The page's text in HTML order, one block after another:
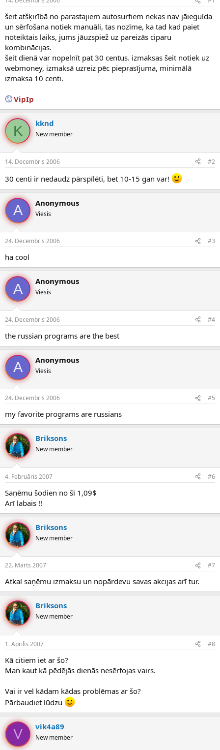
n
a
u
z
s
ā
c
ē
s
a
t
u
m
s
šeit atšķirībā no parastajiem autosurfiem nekas nav jāiegulda
un sērfošana notiek manuāli, tas nozīme, ka tad kad paiet
noteiktais laiks, jums jāuzspiež uz pareizās ciparu
kombinācijas.
šeit dienā var nopelnīt pat 30 centus. izmaksas šeit notiek uz
webmoney, izmaksā uzreiz pēc pieprasījuma, minimālā
izmaksa 10 centi.
VipIp
K kknd
New member
14. Decembris 2006 #2
30 centi ir nedaudz pārspīlēti, bet 10-15 gan var!
A Anonymous
Viesis
24. Decembris 2006 #3
ha cool
A Anonymous
Viesis
24. Decembris 2006 #4
the russian programs are the best
A Anonymous
Viesis
24. Decembris 2006 #5
my favorite programs are russians
Briksons
New member
4. Februāris 2007 #6
Saņēmu šodien no šī 1,09$
Arī labais !!
Briksons
New member
22. Marts 2007 #7
Atkal saņēmu izmaksu un nopārdevu savas akcijas arī tur.
Briksons
New member
1. Aprīlis 2007 #8
Kā citiem iet ar šo?
Man kaut kā pēdējās dienās nesērfojas vairs.
Vai ir vel kādam kādas problēmas ar šo?
Pārbaudiet lūdzu
V vik4a89
New member